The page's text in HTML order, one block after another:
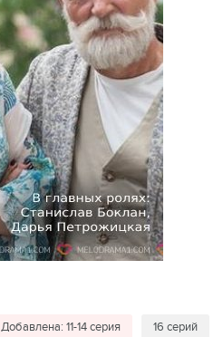
Добавлена: 11-14 серия
16 серий